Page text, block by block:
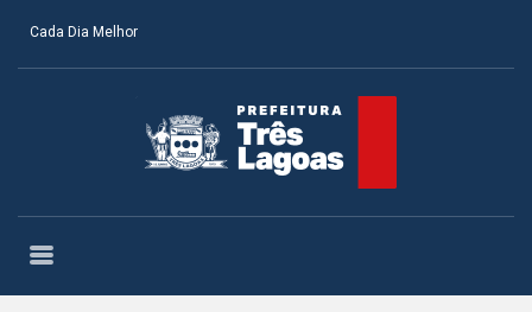
Cada Dia Melhor